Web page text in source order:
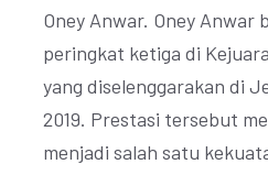
Oney Anwar. Oney Anwar
peringkat ketiga di
yang diselenggarakan di
2019. Prestasi tersebut
menjadi salah satu